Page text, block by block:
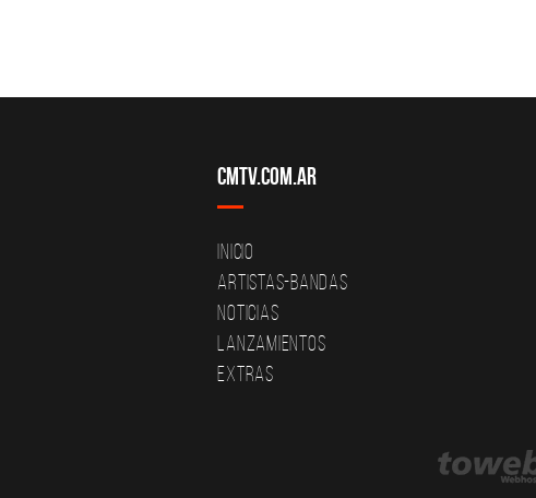
CMTV.com.ar
Inicio
Artistas-Bandas
Noticias
Lanzamientos
Extras